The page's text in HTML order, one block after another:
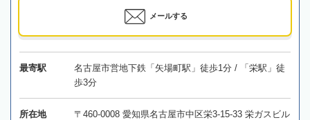
メールする
最寄駅
名古屋市営地下鉄「矢場町駅」徒歩1分 / 「栄駅」徒
歩3分
所在地
〒460-0008 愛知県名古屋市中区栄3-15-33 栄ガスビル